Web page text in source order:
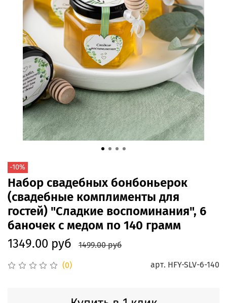
-10%
(0) арт. HFY-SLV-6-140
Набор свадебных бонбоньерок
(свадебные комплименты для
гостей) "Сладкие воспоминания", 6
баночек с медом по 140 грамм
1349.00 руб
1499.00 руб